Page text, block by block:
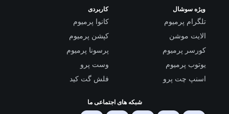
ویژه سوشال
تلگرام پرمیوم
الایت موشن
کورسر پرمیوم
یوتوب پرمیوم
اسنپ چت پرو
کاربردی
کانوا پرمیوم
کپشن پرمیوم
پرسونا پرمیوم
وست پرو
فلش گت کید
شبکه های اجتماعی ما